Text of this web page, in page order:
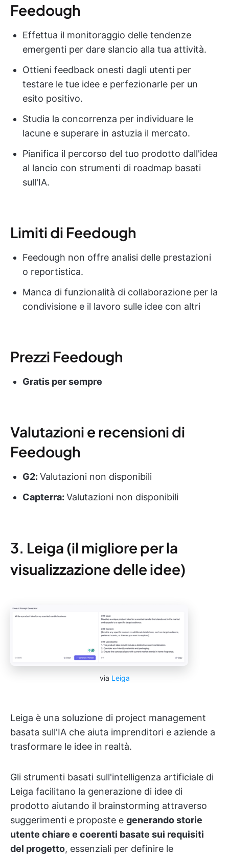
Feedough
Effettua il monitoraggio delle tendenze
emergenti per dare slancio alla tua attività.
Ottieni feedback onesti dagli utenti per
testare le tue idee e perfezionarle per un
esito positivo.
Studia la concorrenza per individuare le
lacune e superare in astuzia il mercato.
Pianifica il percorso del tuo prodotto dall'idea
al lancio con strumenti di roadmap basati
sull'IA.
Limiti di Feedough
Feedough non offre analisi delle prestazioni
o reportistica.
Manca di funzionalità di collaborazione per la
condivisione e il lavoro sulle idee con altri
Prezzi Feedough
Gratis per sempre
Valutazioni e recensioni di
Feedough
G2: Valutazioni non disponibili
Capterra: Valutazioni non disponibili
3. Leiga (il migliore per la
visualizzazione delle idee)
via Leiga
Leiga è una soluzione di project management
basata sull'IA che aiuta imprenditori e aziende a
trasformare le idee in realtà.
Gli strumenti basati sull'intelligenza artificiale di
Leiga facilitano la generazione di idee di
prodotto aiutando il brainstorming attraverso
suggerimenti e proposte e generando storie
utente chiare e coerenti basate sui requisiti
del progetto, essenziali per definire le